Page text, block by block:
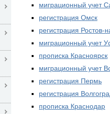
миграционный учет
регистрация Омск
регистрация Ростов-
миграционный учет
прописка Красноярск
миграционный учет
регистрация Пермь
регистрация
прописка Краснодар